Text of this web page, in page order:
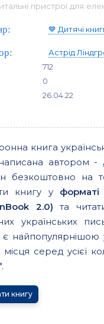
пристрої для
💙 Дитячі
Астрід
712
0
26.04.22
книга
автором -
безкоштовно на
книгу у
2.0) та
українських
є найпопулярнішою
серед усієї
".
книгу